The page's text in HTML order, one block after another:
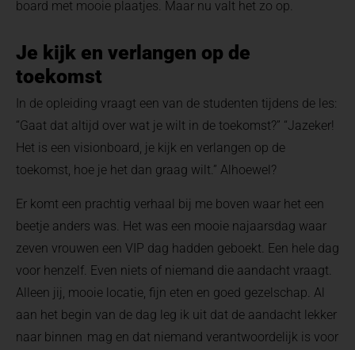
board met mooie plaatjes. Maar nu valt het zo op.
Je kijk en verlangen op de
toekomst
In de opleiding vraagt een van de studenten tijdens de les:
“Gaat dat altijd over wat je wilt in de toekomst?” “Jazeker!
Het is een visionboard, je kijk en verlangen op de
toekomst, hoe je het dan graag wilt.” Alhoewel?
Er komt een prachtig verhaal bij me boven waar het een
beetje anders was. Het was een mooie najaarsdag waar
zeven vrouwen een VIP dag hadden geboekt. Een hele dag
voor henzelf. Even niets of niemand die aandacht vraagt.
Alleen jij, mooie locatie, fijn eten en goed gezelschap. Al
aan het begin van de dag leg ik uit dat de aandacht lekker
naar binnen mag en dat niemand verantwoordelijk is voor